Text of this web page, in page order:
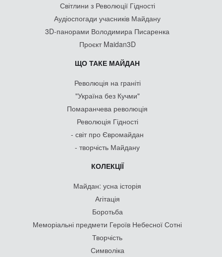
Світлини з Революції Гідності
Аудіоспогади учасників Майдану
3D-панорами Володимира Писаренка
Проєкт Maidan3D
ЩО ТАКЕ МАЙДАН
Революція на граніті
"Україна без Кучми"
Помаранчева революція
Революція Гідності
- світ про Євромайдан
- творчість Майдану
КОЛЕКЦІЇ
Майдан: усна історія
Агітація
Боротьба
Меморіальні предмети Героїв Небесної Сотні
Творчість
Символіка